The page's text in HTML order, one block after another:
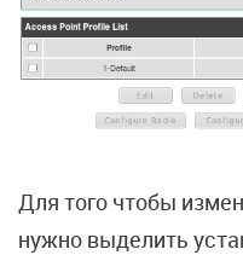
Для того чтобы
нужно выделить